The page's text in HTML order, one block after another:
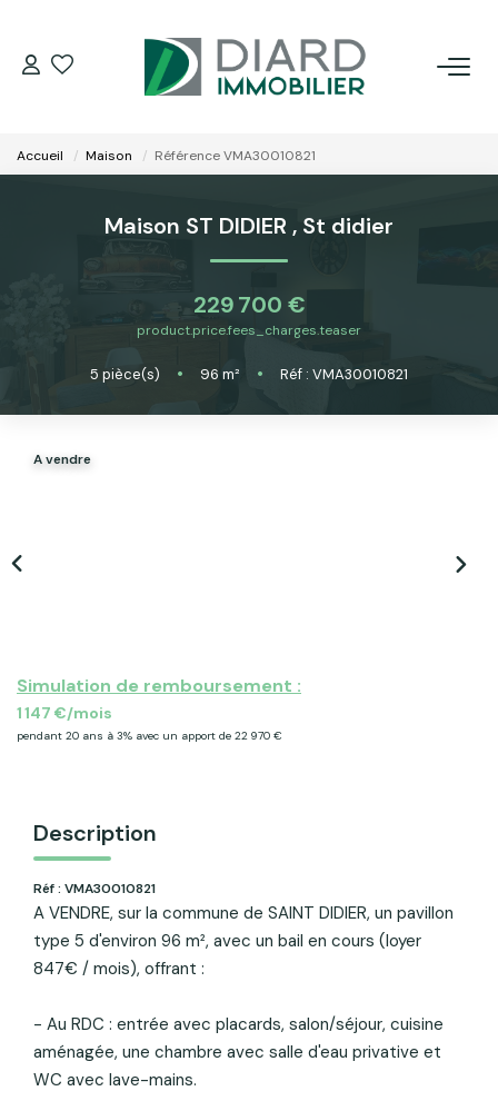
LOUER
VENDRE / ESTIMER
FAIRE GÉRER SON BIEN
EXTRANET
Accueil Maison Référence VMA30010821
Maison ST DIDIER , St didier
229 700 €
product.price.fees_charges.teaser
5 pièce(s) • 96 m² • Réf : VMA30010821
A vendre
Simulation de remboursement :
1 147 €/mois
pendant 20 ans à 3% avec un apport de 22 970 €
Description
Réf : VMA30010821
A VENDRE, sur la commune de SAINT DIDIER, un pavillon
type 5 d'environ 96 m², avec un bail en cours (loyer
847€ / mois), offrant :
- Au RDC : entrée avec placards, salon/séjour, cuisine
aménagée, une chambre avec salle d'eau privative et
WC avec lave-mains.